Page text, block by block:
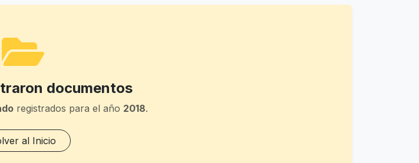
documentos
registrados para el año 2018.
al Inicio